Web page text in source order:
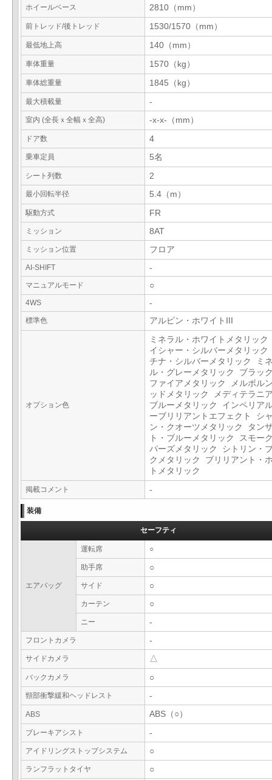
ホイールベース 2810（mm）
前トレッド/後トレッド 1530/1570（mm）
最低地上高 140（mm）
車体重量 1570（kg）
車体総重量 1845（kg）
最大積載量 -
室内 (全長ｘ全幅ｘ全高) -x-x-（mm）
ドア数 4
乗車定員 5名
シート列数 2
最小回転半径 5.4（m）
駆動方式 FR
ミッション 8AT
ミッション位置 フロア
AI-SHIFT -
マニュアルモード ○
4WS -
標準色 アルピン・ホワイトIII
オプション色
ミネラル・ホワイトメタリッ
イシャー・シルバーメタリッ
チナ・シルバーメタリック ミ
ル・グレーメタリック ブラッ
ファイアメタリック メルボル
ッドメタリック メディテラニ
ブルーメタリック インペリア
ーブリリアントエフェクト シ
ン・クオーツメタリック タン
ト・ブルーメタリック スモー
パーズメタリック シトリン・
クメタリック ブリリアント・
トメタリック
掲載コメント -
装備
セーフティ
エアバッグ
運転席 ○
助手席 ○
サイド ○
カーテン ○
ニー -
フロントカメラ -
サイドカメラ △
バックカメラ ○
頸部衝撃緩和ヘッドレスト -
ABS ABS（○）
ブレーキアシスト -
アイドリングストップシステム ○
ランフラットタイヤ ○